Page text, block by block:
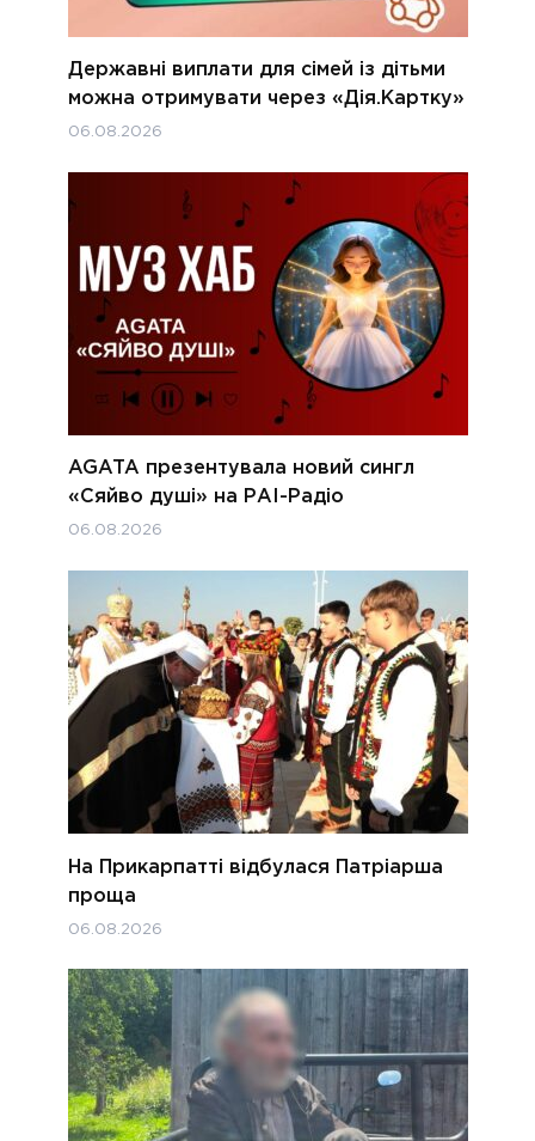
Державні виплати для сімей із дітьми
можна отримувати через «Дія.Картку»
06.08.2026
AGATA презентувала новий сингл
«Сяйво душі» на РАІ-Радіо
06.08.2026
На Прикарпатті відбулася Патріарша
проща
06.08.2026